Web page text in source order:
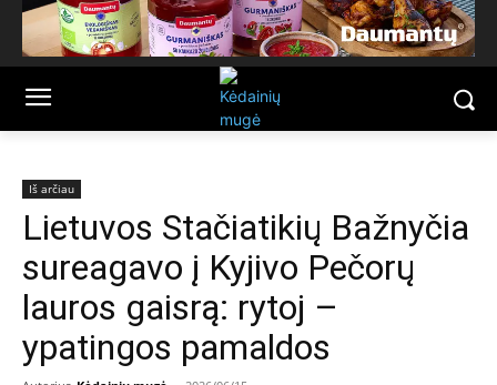
Iš arčiau
Lietuvos Stačiatikių Bažnyčia
sureagavo į Kyjivo Pečorų
lauros gaisrą: rytoj –
ypatingos pamaldos